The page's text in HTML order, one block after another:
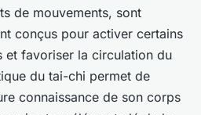
de mouvements, sont
conçus pour activer certains
et favoriser la circulation du
du tai-chi permet de
connaissance de son corps